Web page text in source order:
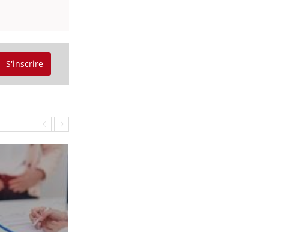
S'inscrire